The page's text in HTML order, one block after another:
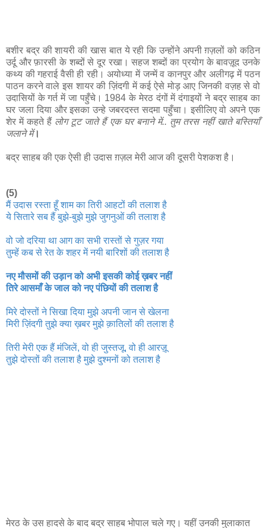
बशीर बद्र की शायरी की खास बात ये रही कि उन्होंने अपनी ग़ज़लों को कठिन
उर्दू और फ़ारसी के शब्दों से दूर रखा। सहज शब्दों का प्रयोग के बावज़ूद उनके
कथ्य की गहराई वैसी ही रही। अयोध्या में जन्में व कानपुर और अलीगढ़ में पठन
पाठन करने वाले इस शायर की ज़िंदगी में कई ऐसे मोड़ आए जिनकी वज़ह से वो
उदासियों के गर्त में जा पहुँचे। 1984 के मेरठ दंगों में दंगाइयों ने बद्र साहब का
घर जला दिया और इसका उन्हे जबरदस्त सदमा पहुँचा। इसीलिए वो अपने एक
शेर में कहते हैं लोग टूट जाते हैं एक घर बनाने में.. तुम तरस नहीं खाते बस्तियाँ
जलाने में।
बद्र साहब की एक ऐसी ही उदास ग़ज़ल मेरी आज की दूसरी पेशकश है।
(5)
मैं उदास रस्ता हूँ शाम का तिरी आहटों की तलाश है
ये सितारे सब हैं बुझे-बुझे मुझे जुगनुओं की तलाश है
वो जो दरिया था आग का सभी रास्तों से गुज़र गया
तुम्हें कब से रेत के शहर में नयी बारिशों की तलाश है
नए मौसमों की उड़ान को अभी इसकी कोई ख़बर नहीं
तिरे आसमाँ के जाल को नए पंछियों की तलाश है
मिरे दोस्तों ने सिखा दिया मुझे अपनी जान से खेलना
मिरी ज़िंदगी तुझे क्या ख़बर मुझे क़ातिलों की तलाश है
तिरी मेरी एक हैं मंजिलें, वो ही जुस्तजू, वो ही आरज़ू
तुझे दोस्तों की तलाश है मुझे दुश्मनों को तलाश है
मेरठ के उस हादसे के बाद बद्र साहब भोपाल चले गए। यहीं उनकी मुलाकात